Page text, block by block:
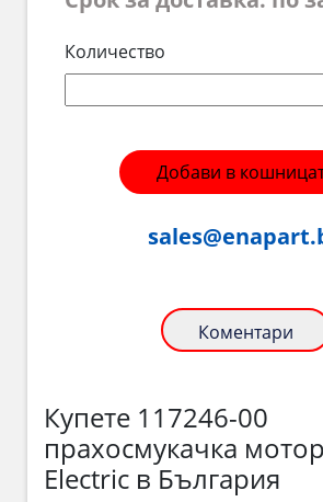
Количество
Добави в
Коментари
Купете 117246-00
прахосмукачка
Electric в България